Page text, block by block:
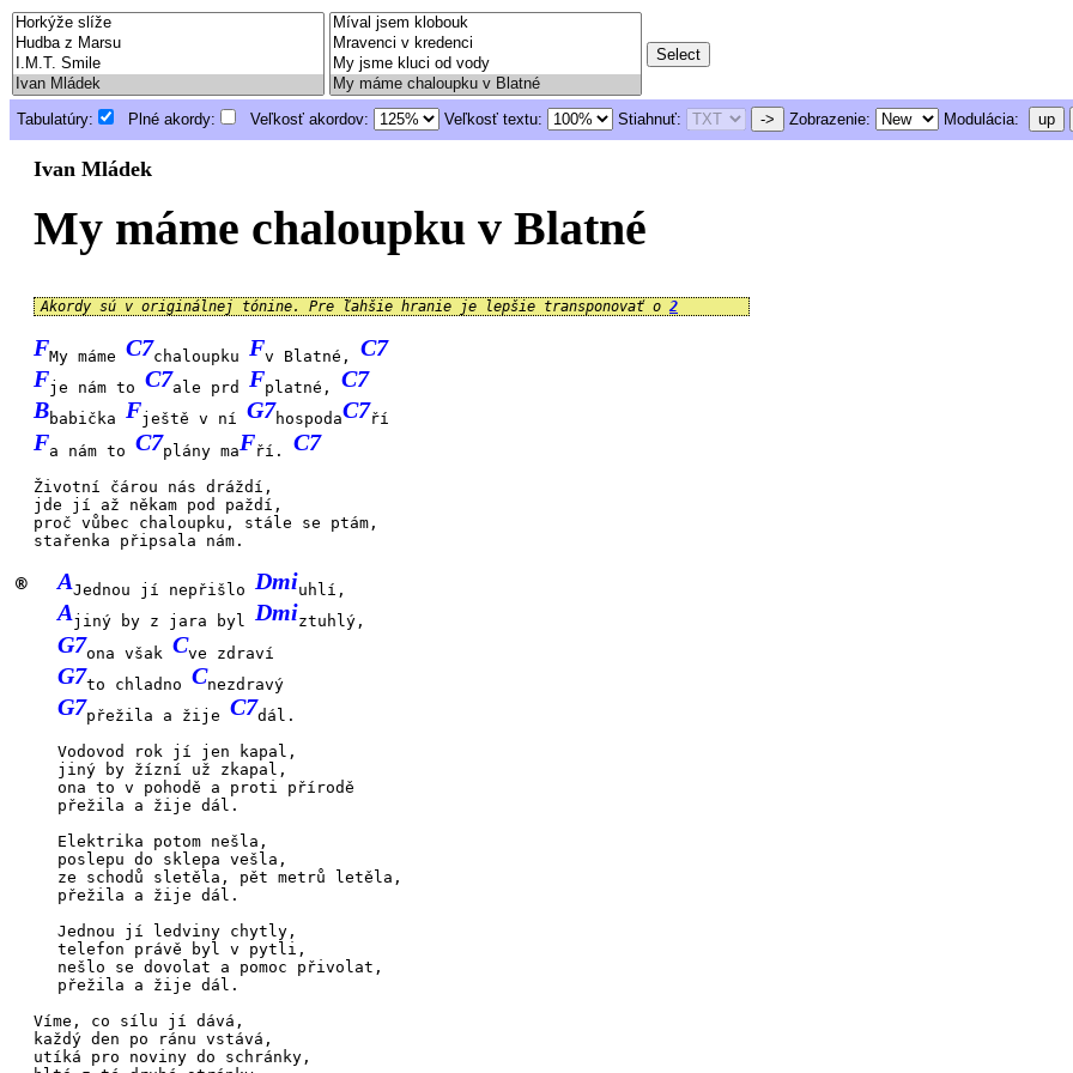
Tabulatúry: Plné akordy: Veľkosť akordov: Veľkosť textu: Stiahnuť: -> Zobrazenie: Modulácia: up
Ivan Mládek
My máme chaloupku v Blatné
Akordy sú v originálnej tónine. Pre ľahšie hranie je lepšie transponovať o 2
FMy mámeC7chaloupkuFv Blatné,C7
Fje nám toC7ale prdFplatné,C7
BbabičkaFještě v níG7hospodaC7ří
Fa nám toC7plány maFří.C7
Životní čárou nás dráždí,
jde jí až někam pod paždí,
proč vůbec chaloupku, stále se ptám,
stařenka připsala nám.
® AJednou jí nepřišloDmiuhlí,
Ajiný by z jara bylDmiztuhlý,
G7ona všakCve zdraví
G7to chladnoCnezdravý
G7přežila a žijeC7dál.
Vodovod rok jí jen
kapal,
jiný by žízní už zkapal,
ona to v pohodě a proti přírodě
přežila a žije dál.
Elektrika potom nešla,
poslepu do sklepa vešla,
ze schodů sletěla, pět metrů
letěla,
přežila a žije dál.
Jednou jí ledviny chytly,
telefon právě byl v pytli,
nešlo se dovolat a pomoc přivolat,
přežila a žije dál.
Víme, co sílu jí dává,
každý den po ránu vstává,
utíká pro noviny do schrán ky,